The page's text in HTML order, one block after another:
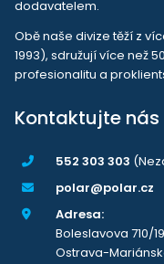
dodavatelem.
Obě naše divize těží z
1993), sdružují více než
profesionalitu a
Kontaktujte nás
552 303 303
polar@polar.cz
Adresa:
Boleslavova 710/19
Ostrava-